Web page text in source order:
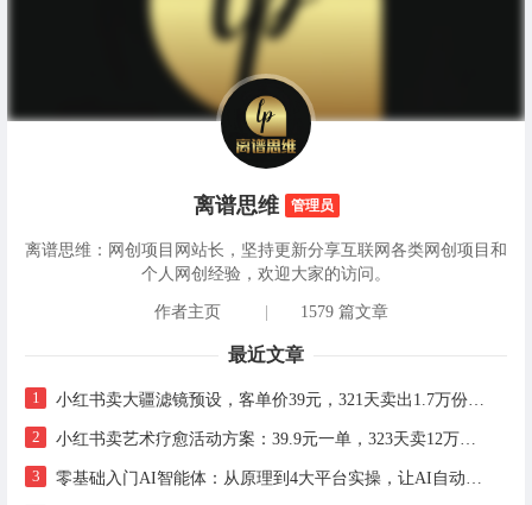
离谱思维 管理员
离谱思维：网创项目网站长，坚持更新分享互联网各类网创项目和
个人网创经验，欢迎大家的访问。
作者主页 1579 篇文章
最近文章
1 小红书卖大疆滤镜预设，客单价39元，321天卖出1.7万份：虚拟资料细分赛道全流程拆解
2 小红书卖艺术疗愈活动方案：39.9元一单，323天卖12万+的完整实操拆解
3 零基础入门AI智能体：从原理到4大平台实操，让AI自动干活